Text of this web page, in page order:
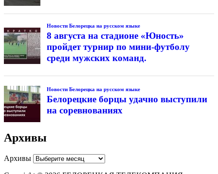
Новости Белорецка на русском языке
8 августа на стадионе «Юность»
пройдет турнир по мини-футболу
среди мужских команд.
Новости Белорецка на русском языке
Белорецкие борцы удачно выступили
на соревнованиях
Архивы
Архивы